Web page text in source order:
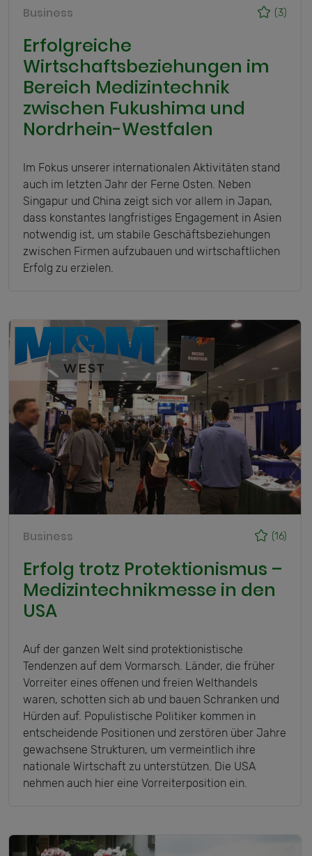
(3)
Business
Erfolgreiche
Wirtschaftsbeziehungen im
Bereich Medizintechnik
zwischen Fukushima und
Nordrhein-Westfalen
Im Fokus unserer internationalen Aktivitäten stand
auch im letzten Jahr der Ferne Osten. Neben
Singapur und China zeigt sich vor allem in Japan,
dass konstantes langfristiges Engagement in Asien
notwendig ist, um stabile Geschäftsbeziehungen
zwischen Firmen aufzubauen und wirtschaftlichen
Erfolg zu erzielen.
(16)
Business
Erfolg trotz Protektionismus –
Medizintechnikmesse in den
USA
Auf der ganzen Welt sind protektionistische
Tendenzen auf dem Vormarsch. Länder, die früher
Vorreiter eines offenen und freien Welthandels
waren, schotten sich ab und bauen Schranken und
Hürden auf. Populistische Politiker kommen in
entscheidende Positionen und zerstören über Jahre
gewachsene Strukturen, um vermeintlich ihre
nationale Wirtschaft zu unterstützen. Die USA
nehmen auch hier eine Vorreiterposition ein.